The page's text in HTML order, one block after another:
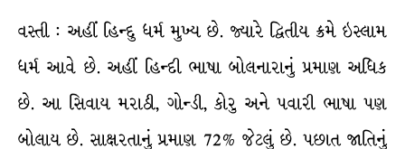
વસ્તી : અહીં હિન્દુ ધર્મ મુખ્ય છે. જ્યારે દ્વિતીય ક્રમે ઇસ્લામ
ધર્મ આવે છે. અહીં હિન્દી ભાષા બોલનારાનું પ્રમાણ અધિક
છે. આ સિવાય મરાઠી, ગોન્ડી, કોરુ અને પવારી ભાષા પણ
બોલાય છે. સાક્ષરતાનું પ્રમાણ 72% જેટલું છે. પછાત જાતિનું